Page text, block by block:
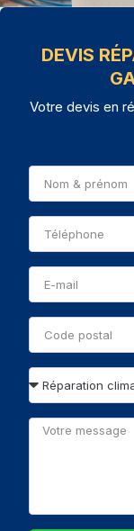
DEVIS
Votre devis en